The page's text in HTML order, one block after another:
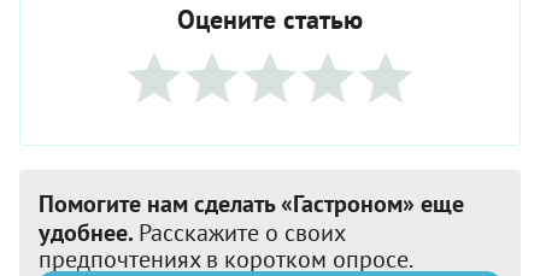
Оцените статью
Помогите нам сделать «Гастроном» еще
удобнее. Расскажите о своих
предпочтениях в коротком опросе.